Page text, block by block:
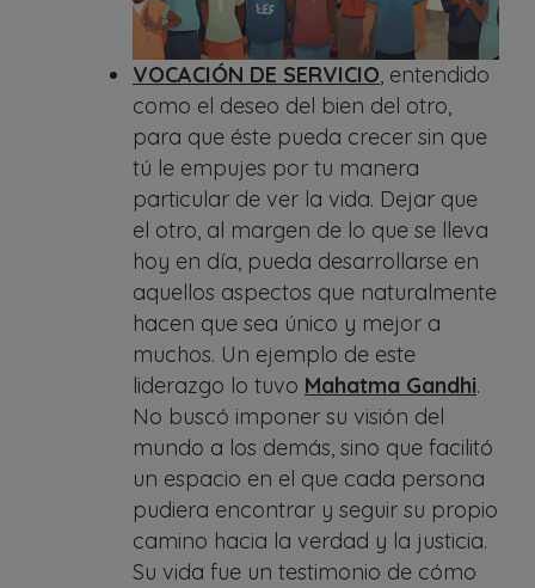
VOCACIÓN DE SERVICIO, entendido
como el deseo del bien del otro,
para que éste pueda crecer sin que
tú le empujes por tu manera
particular de ver la vida. Dejar que
el otro, al margen de lo que se lleva
hoy en día, pueda desarrollarse en
aquellos aspectos que naturalmente
hacen que sea único y mejor a
muchos. Un ejemplo de este
liderazgo lo tuvo Mahatma Gandhi.
No buscó imponer su visión del
mundo a los demás, sino que facilitó
un espacio en el que cada persona
pudiera encontrar y seguir su propio
camino hacia la verdad y la justicia.
Su vida fue un testimonio de cómo